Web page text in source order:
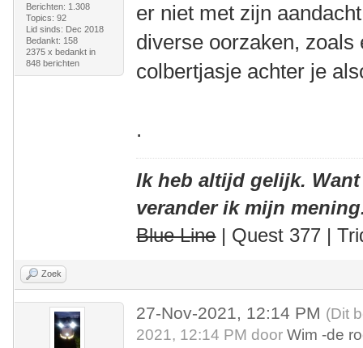
Berichten: 1.308
Topics: 92
Lid sinds: Dec 2018
Bedankt: 158
2375 x bedankt in
848 berichten
er niet met zijn
diverse oorzaken,
colbertjasje achter je
.
Ik heb altijd gelijk.
verander ik mijn
Blue Line| Quest 377 |
Zoek
27-Nov-2021, 12:14 PM (Dit
2021, 12:14 PM doorWim -de